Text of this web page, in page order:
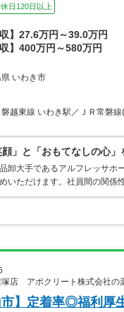
日120日以上
収】27.6万円～39.0万円
収】400万円～580万円
いわき市
磐越東線 いわき駅／ＪＲ常磐
顔」と「おもてなしの心
卸大手であるアルフレッサホ
いただけます。社員間の関係
店 アポクリート株式会社の
市】定着率◎福利